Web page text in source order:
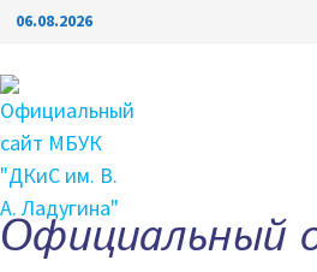
Перейти
содержимому
06.08.2026
Официальный